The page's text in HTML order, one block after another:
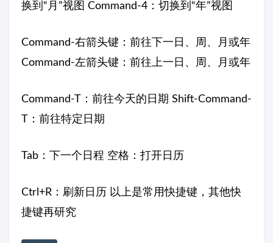
换到“月”视图 Command-4：切换到“年”视图
Command-右箭头键：前往下一日、周、月或年
Command-左箭头键：前往上一日、周、月或年
Command-T：前往今天的日期 Shift-Command-
T：前往特定日期
Tab：下一个日程 空格：打开日历
Ctrl+R：刷新日历 以上是常用快捷键，其他快
捷键再研究